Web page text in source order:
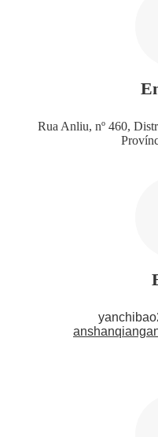
Rua Anliu, nº 460,